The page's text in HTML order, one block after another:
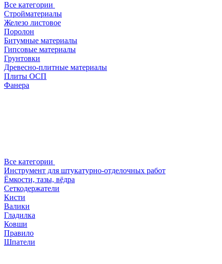
Все категории
Стройматериалы
Железо листовое
Поролон
Битумные материалы
Гипсовые материалы
Грунтовки
Древесно-плитные материалы
Плиты ОСП
Фанера
Все категории
Инструмент для штукатурно-отделочных работ
Ёмкости, тазы, вёдра
Сеткодержатели
Кисти
Валики
Гладилка
Ковши
Правило
Шпатели